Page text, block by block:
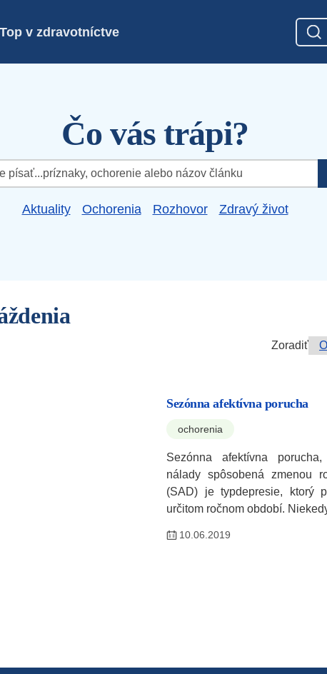
Top v zdravotníctve
Čo vás trápi?
Aktuality Ochorenia Rozhovor Zdravý život
Zoradiť
Sezónna afektívna porucha
ochorenia
Sezónna afektívna
nálady spôsobená zmenou
(SAD) je typdepresie, ktorý
určitom ročnom období.
10.06.2019